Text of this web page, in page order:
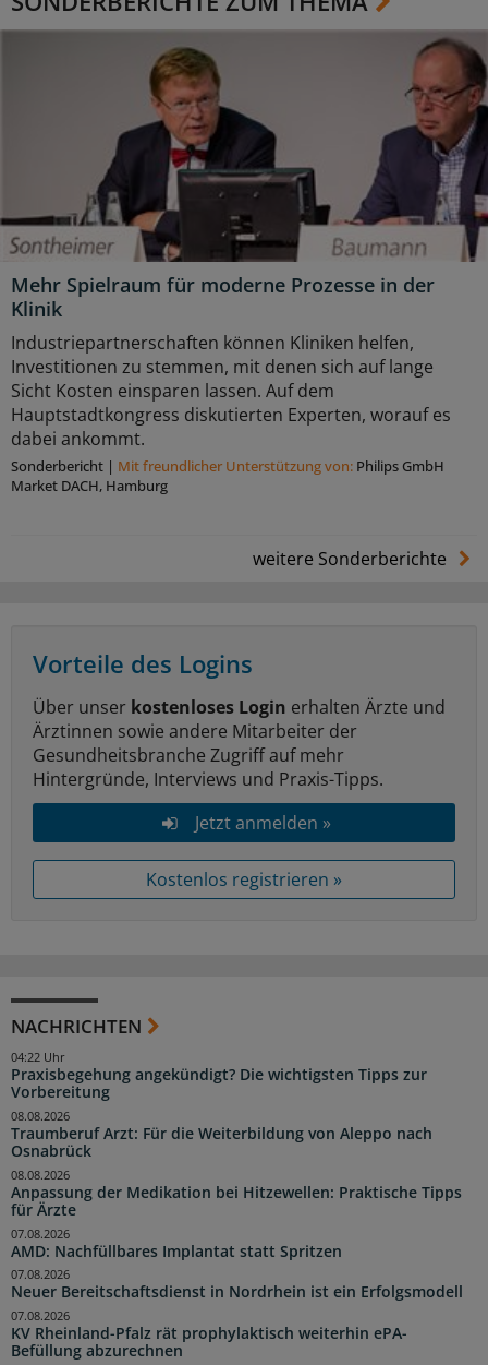
Mehr Spielraum für moderne Prozesse in der
Klinik
Industriepartnerschaften können Kliniken helfen,
Investitionen zu stemmen, mit denen sich auf lange
Sicht Kosten einsparen lassen. Auf dem
Hauptstadtkongress diskutierten Experten, worauf es
dabei ankommt.
Sonderbericht | Mit freundlicher Unterstützung von: Philips GmbH
Market DACH, Hamburg
weitere Sonderberichte
Vorteile des Logins
Über unser kostenloses Login erhalten Ärzte und
Ärztinnen sowie andere Mitarbeiter der
Gesundheitsbranche Zugriff auf mehr
Hintergründe, Interviews und Praxis-Tipps.
Jetzt anmelden »
Kostenlos registrieren »
NACHRICHTEN
Praxisbegehung angekündigt? Die wichtigsten Tipps zur
Vorbereitung
04:22 Uhr
Traumberuf Arzt: Für die Weiterbildung von Aleppo nach
Osnabrück
08.08.2026
Anpassung der Medikation bei Hitzewellen: Praktische Tipps
für Ärzte
08.08.2026
AMD: Nachfüllbares Implantat statt Spritzen
07.08.2026
Neuer Bereitschaftsdienst in Nordrhein ist ein Erfolgsmodell
07.08.2026
KV Rheinland-Pfalz rät prophylaktisch weiterhin ePA-
Befüllung abzurechnen
07.08.2026